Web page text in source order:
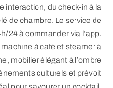
interaction, du check-in à la
de chambre. Le service de
24 à commander via l’app.
à café et steamer à
mobilier élégant à l’ombre
culturels et prévoit